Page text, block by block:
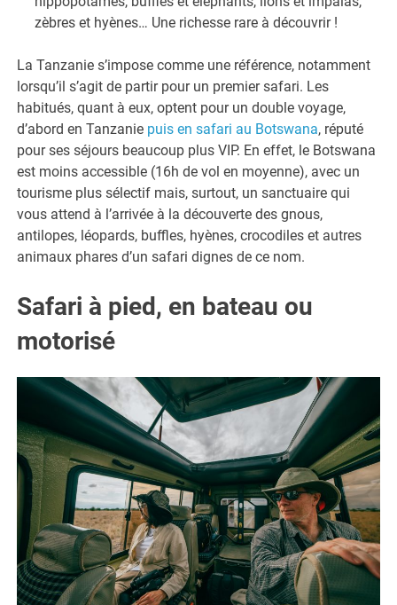
zèbres et hyènes… Une richesse rare à découvrir !
La Tanzanie s’impose comme une référence, notamment
lorsqu’il s’agit de partir pour un premier safari. Les
habitués, quant à eux, optent pour un double voyage,
d’abord en Tanzanie puis en safari au Botswana, réputé
pour ses séjours beaucoup plus VIP. En effet, le Botswana
est moins accessible (16h de vol en moyenne), avec un
tourisme plus sélectif mais, surtout, un sanctuaire qui
vous attend à l’arrivée à la découverte des gnous,
antilopes, léopards, buffles, hyènes, crocodiles et autres
animaux phares d’un safari dignes de ce nom.
Safari à pied, en bateau ou
motorisé